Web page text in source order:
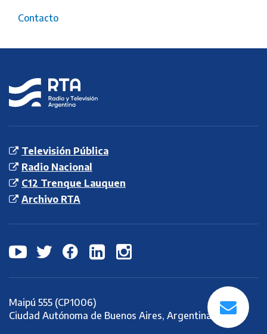
Contacto
RTA
Radio y
Televisión
Argentina S.E.
Televisión Pública
Radio Nacional
C12 Trenque Lauquen
Archivo RTA
Maipú 555 (CP1006)
Ciudad Autónoma de Buenos Aires, Argentina.